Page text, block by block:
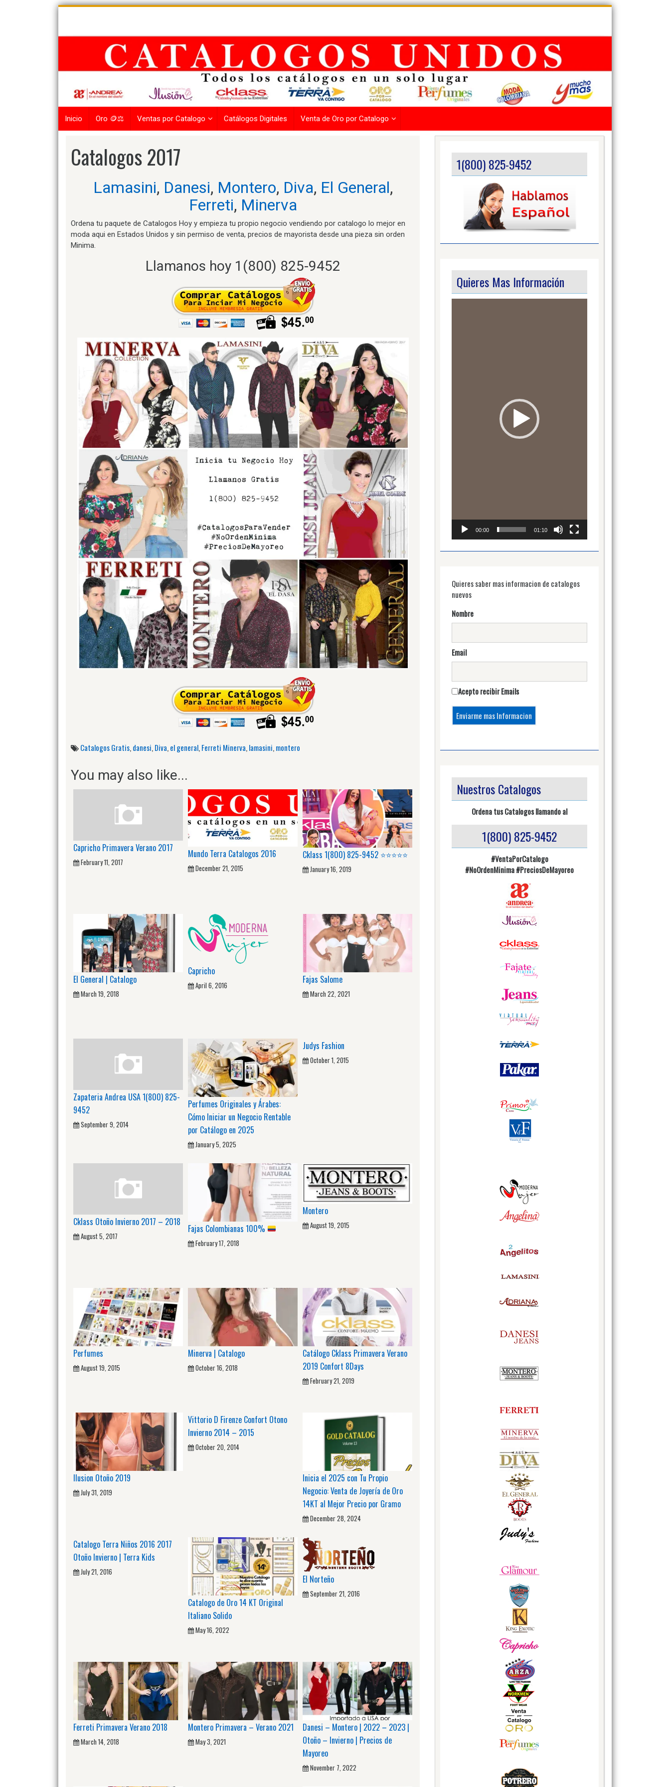
Skip
Inicio Oro 🪙⚖️ Ventas por Catalogo Catálogos Digitales Venta de Oro por Catalogo
Catalogos 2017
Lamasini, Danesi, Montero, Diva, El General,
Ferreti, Minerva
Ordena tu paquete de Catalogos Hoy y empieza tu propio negocio vendiendo por catalogo lo mejor en
moda aqui en Estados Unidos y sin permiso de venta, precios de mayorista desde una pieza sin orden
Minima.
Llamanos hoy 1(800) 825-9452
Catalogos Gratis,danesi,Diva,el general,Ferreti Minerva,lamasini,montero
You may also like...
Capricho Primavera Verano 2017
February 11, 2017
Mundo Terra Catalogos 2016
December 21, 2015
Cklass 1(800) 825-9452 ⭐⭐⭐⭐⭐
January 16, 2019
El General | Catalogo
March 19, 2018
Capricho
April 6, 2016 Fajas Salome
March 22, 2021
Zapateria Andrea USA 1(800) 825-
9452
September 9, 2014
Perfumes Originales y Árabes:
Cómo Iniciar un Negocio Rentable
por Catálogo en 2025
January 5, 2025
Judys Fashion
October 1, 2015
Cklass Otoño Invierno 2017 – 2018
August 5, 2017
Fajas Colombianas 100%
February 17, 2018
Montero
August 19, 2015
Perfumes
August 19, 2015
Minerva | Catalogo
October 16, 2018
Catálogo Cklass Primavera Verano
2019 Confort 8Days
February 21, 2019
Ilusion Otoño 2019
July 31, 2019
Vittorio D Firenze Confort Otono
Invierno 2014 – 2015
October 20, 2014
Inicia el 2025 con Tu Propio
Negocio: Venta de Joyería de Oro
14KT al Mejor Precio por Gramo
December 28, 2024
Catalogo Terra Niños 2016 2017
Otoño Invierno | Terra Kids
July 21, 2016
Catalogo de Oro 14 KT Original
Italiano Solido
May 16, 2022
El Norteño
September 21, 2016
Ferreti Primavera Verano 2018
March 14, 2018
Montero Primavera – Verano 2021
May 3, 2021
Danesi – Montero | 2022 – 2023 |
Otoño – Invierno | Precios de
Mayoreo
November 7, 2022
1(800) 825-9452
Quieres Mas Información
00:00 01:10
Quieres saber mas informacion de catalogos
nuevos
Nombre
Email
Acepto recibir Emails
Nuestros Catalogos
Ordena tus Catalogos llamando al
1(800) 825-9452
#VentaPorCatalogo
#NoOrdenMinima#PreciosDeMayoreo